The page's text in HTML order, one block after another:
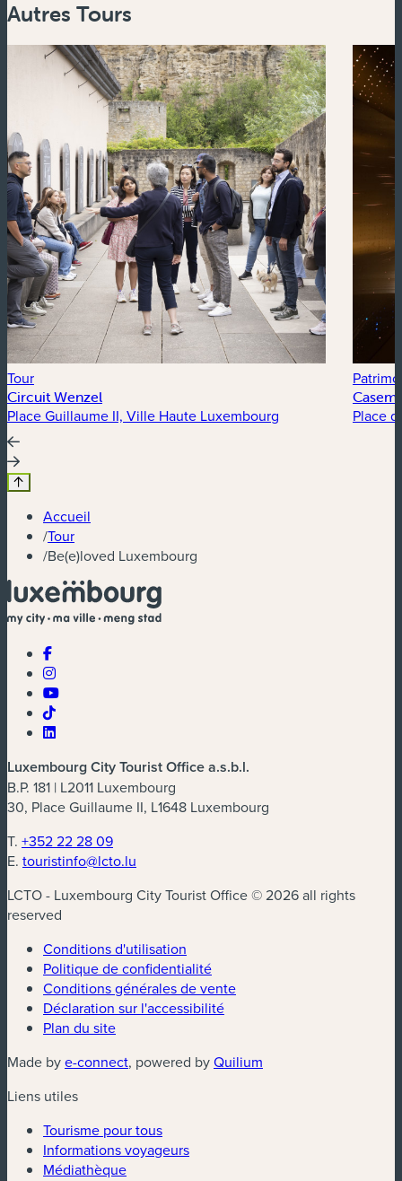
Autres Tours
Tour
Circuit Wenzel
Place Guillaume II, Ville Haute Luxembourg Place
Accueil
/Tour
/Be(e)loved Luxembourg
Luxembourg City Tourist Office a.s.b.l.
B.P. 181 | L2011 Luxembourg
30, Place Guillaume II, L1648 Luxembourg
T. +352 22 28 09
E. touristinfo@lcto.lu
LCTO - Luxembourg City Tourist Office © 2026 all rights
reserved
Conditions d'utilisation
Politique de confidentialité
Conditions générales de vente
Déclaration sur l'accessibilité
Plan du site
Made bye-connect(nouvelle fenêtre)
, powered byQuilium
Liens utiles
Tourisme pour tous
Informations voyageurs
Médiathèque